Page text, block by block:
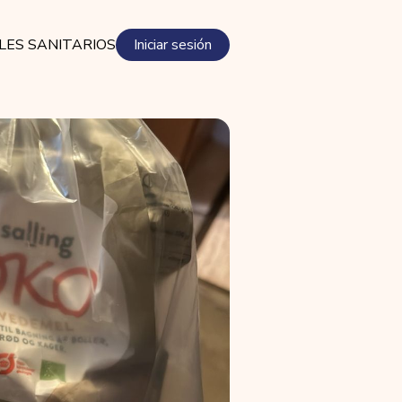
SANITARIOS Iniciar sesión